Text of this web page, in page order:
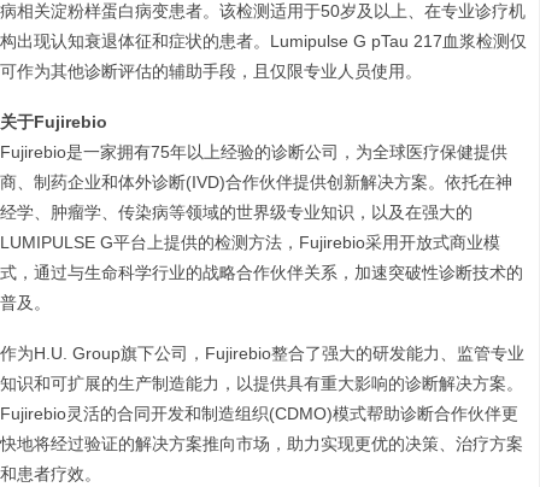
病相关淀粉样蛋白病变患者。该检测适用于50岁及以上、在专业诊疗机
构出现认知衰退体征和症状的患者。Lumipulse G pTau 217血浆检测仅
可作为其他诊断评估的辅助手段，且仅限专业人员使用。
关于Fujirebio
Fujirebio是一家拥有75年以上经验的诊断公司，为全球医疗保健提供
商、制药企业和体外诊断(IVD)合作伙伴提供创新解决方案。依托在神
经学、肿瘤学、传染病等领域的世界级专业知识，以及在强大的
LUMIPULSE G平台上提供的检测方法，Fujirebio采用开放式商业模
式，通过与生命科学行业的战略合作伙伴关系，加速突破性诊断技术的
普及。
作为H.U. Group旗下公司，Fujirebio整合了强大的研发能力、监管专业
知识和可扩展的生产制造能力，以提供具有重大影响的诊断解决方案。
Fujirebio灵活的合同开发和制造组织(CDMO)模式帮助诊断合作伙伴更
快地将经过验证的解决方案推向市场，助力实现更优的决策、治疗方案
和患者疗效。